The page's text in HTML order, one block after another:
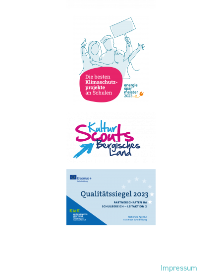
Impressum